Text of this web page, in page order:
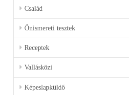
Család
Önismereti tesztek
Receptek
Vallásközi
Képeslapküldő